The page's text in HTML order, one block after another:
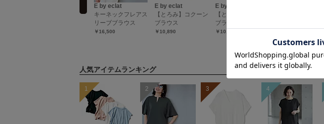
E by eclat
キーネックフレアス
リーブブラウス
￥16,500
E by eclat
【とろみ】コクーン
ブラウス
￥10,890
E by eclat
【とろみ】コクーン
ブラウス
￥10,890
人気アイテムランキング